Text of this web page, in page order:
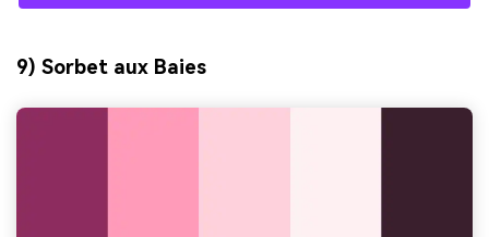
9) Sorbet aux Baies